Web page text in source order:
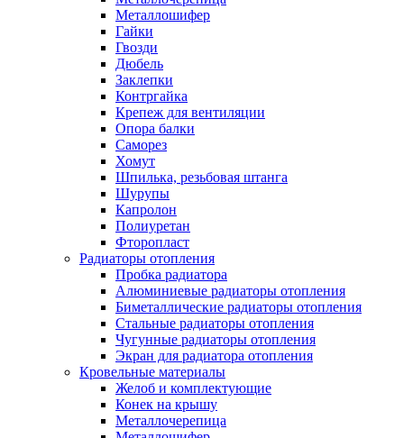
Металлошифер
Гайки
Гвозди
Дюбель
Заклепки
Контргайка
Крепеж для вентиляции
Опора балки
Саморез
Хомут
Шпилька, резьбовая штанга
Шурупы
Капролон
Полиуретан
Фторопласт
Радиаторы отопления
Пробка радиатора
Алюминиевые радиаторы отопления
Биметаллические радиаторы отопления
Стальные радиаторы отопления
Чугунные радиаторы отопления
Экран для радиатора отопления
Кровельные материалы
Желоб и комплектующие
Конек на крышу
Металлочерепица